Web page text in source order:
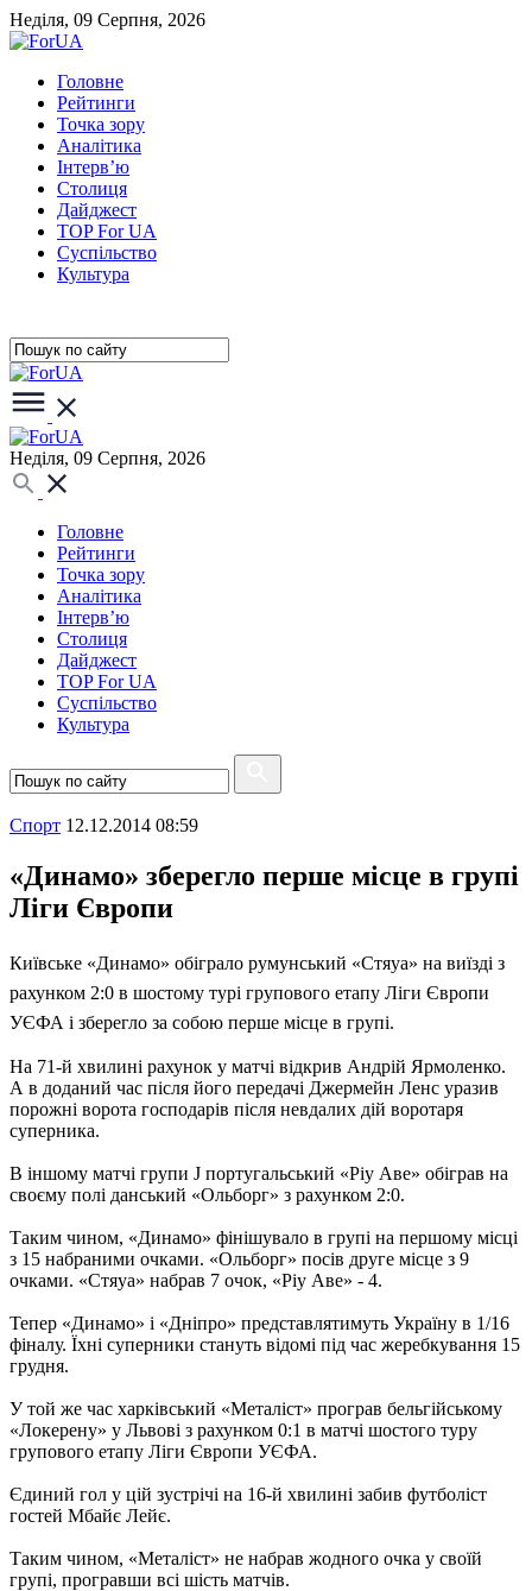
Неділя, 09 Серпня, 2026
Головне
Рейтинги
Точка зору
Аналітика
Інтерв’ю
Столиця
Дайджест
TOP For UA
Суспiльство
Культура
Неділя, 09 Серпня, 2026
Головне
Рейтинги
Точка зору
Аналітика
Інтерв’ю
Столиця
Дайджест
TOP For UA
Суспiльство
Культура
Спорт 12.12.2014 08:59
«Динамо» зберегло перше місце в групі
Ліги Європи
Київське «Динамо» обіграло румунський «Стяуа» на виїзді з
рахунком 2:0 в шостому турі групового етапу Ліги Європи
УЄФА і зберегло за собою перше місце в групі.
На 71-й хвилині рахунок у матчі відкрив Андрій Ярмоленко.
А в доданий час після його передачі Джермейн Ленс уразив
порожні ворота господарів після невдалих дій воротаря
суперника.
В іншому матчі групи J португальський «Ріу Аве» обіграв на
своєму полі данський «Ольборг» з рахунком 2:0.
Таким чином, «Динамо» фінішувало в групі на першому місці
з 15 набраними очками. «Ольборг» посів друге місце з 9
очками. «Стяуа» набрав 7 очок, «Ріу Аве» - 4.
Тепер «Динамо» і «Дніпро» представлятимуть Україну в 1/16
фіналу. Їхні суперники стануть відомі під час жеребкування 15
грудня.
У той же час харківський «Металіст» програв бельгійському
«Локерену» у Львові з рахунком 0:1 в матчі шостого туру
групового етапу Ліги Європи УЄФА.
Єдиний гол у цій зустрічі на 16-й хвилині забив футболіст
гостей Мбайє Лейє.
Таким чином, «Металіст» не набрав жодного очка у своїй
групі, програвши всі шість матчів.